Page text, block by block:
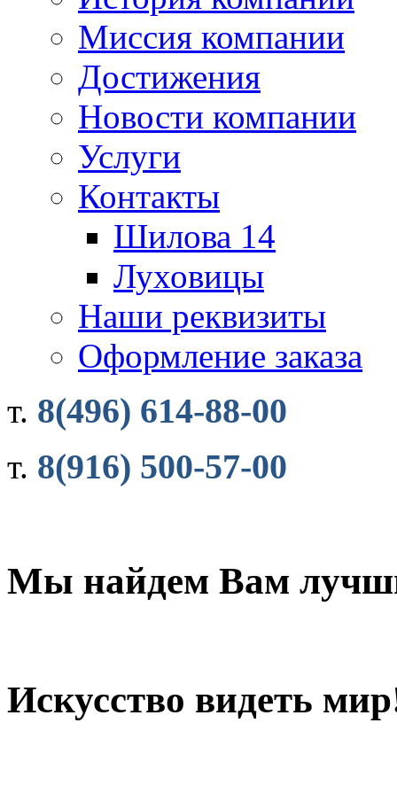
Миссия компании
Достижения
Новости компании
Услуги
Контакты
Шилова 14
Луховицы
Наши реквизиты
Оформление заказа
т. 8(496) 614-88-00
т. 8(916) 500-57-00
Мы найдем Вам
Искусство видеть